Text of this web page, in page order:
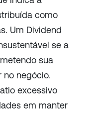
como
Um Dividend
se a
sua
negócio.
excessivo
em manter